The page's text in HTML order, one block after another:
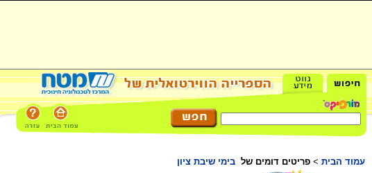
עמוד הבית > פריטים דומים של בימי שיבת ציון